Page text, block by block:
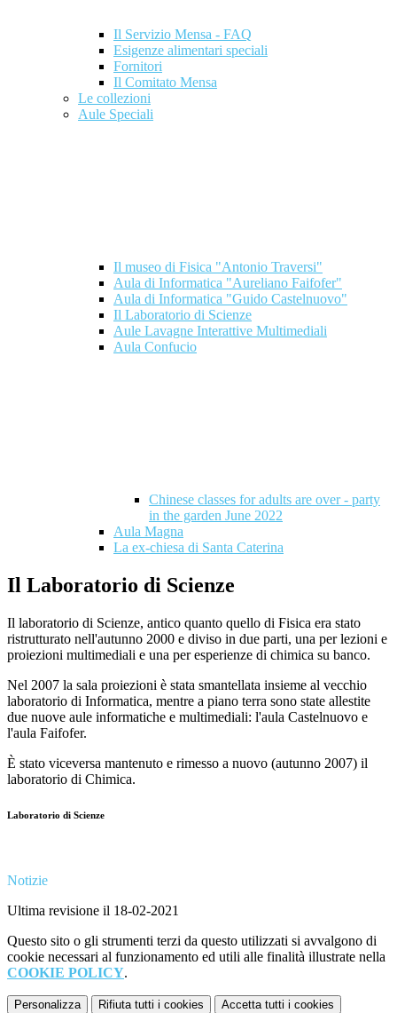
Il Servizio Mensa - FAQ
Esigenze alimentari speciali
Fornitori
Il Comitato Mensa
Le collezioni
Aule Speciali
Il museo di Fisica "Antonio Traversi"
Aula di Informatica "Aureliano Faifofer"
Aula di Informatica "Guido Castelnuovo"
Il Laboratorio di Scienze
Aule Lavagne Interattive Multimediali
Aula Confucio
Chinese classes for adults are over - party
in the garden June 2022
Aula Magna
La ex-chiesa di Santa Caterina
Il Laboratorio di Scienze
Il laboratorio di Scienze, antico quanto quello di Fisica era stato
ristrutturato nell'autunno 2000 e diviso in due parti, una per lezioni e
proiezioni multimediali e una per esperienze di chimica su banco.
Nel 2007 la sala proiezioni è stata smantellata insieme al vecchio
laboratorio di Informatica, mentre a piano terra sono state allestite
due nuove aule informatiche e multimediali: l'aula Castelnuovo e
l'aula Faifofer.
È stato viceversa mantenuto e rimesso a nuovo (autunno 2007) il
laboratorio di Chimica.
Laboratorio di Scienze
Notizie
Ultima revisione il 18-02-2021
Questo sito o gli strumenti terzi da questo utilizzati si avvalgono di
cookie necessari al funzionamento ed utili alle finalità illustrate nella
COOKIE POLICY.
Personalizza Rifiuta tutti i cookies Accetta tutti i cookies